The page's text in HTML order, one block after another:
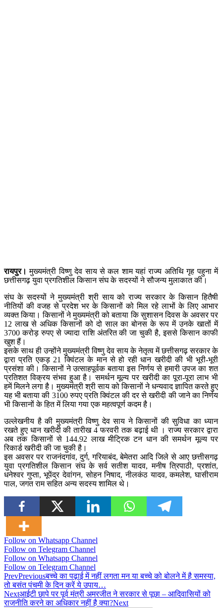
रायपुर। मुख्यमंत्री विष्णु देव साय से कल शाम यहां राज्य अतिथि गृह पहुना में
छत्तीसगढ़ युवा प्रगतिशील किसान संघ के सदस्यों ने सौजन्य मुलाकात की।
संघ के सदस्यों ने मुख्यमंत्री श्री साय को राज्य सरकार के किसान हितैषी
नीतियों की वजह से प्रदेश भर के किसानों को मिल रहे लाभों के लिए आभार
व्यक्त किया। किसानों ने मुख्यमंत्री को बताया कि सुशासन दिवस के अवसर पर
12 लाख से अधिक किसानों को दो साल का बोनस के रूप में उनके खातों में
3700 करोड़ रुपए से ज्यादा राशि अंतरित की जा चुकी है, इससे किसान काफी
खुश हैं।
इसके साथ ही उन्होंने मुख्यमंत्री विष्णु देव साय के नेतृत्व में छत्तीसगढ़ सरकार के
द्वारा प्रति एकड़ 21 क्विंटल के मान से हो रही धान खरीदी की भी भूरी-भूरी
प्रसंशा की। किसानों ने उत्साहपूर्वक बताया इस निर्णय से हमारी उपज का शत
प्रतिशत विक्रय संभव हुआ है। समर्थन मूल्य पर खरीदी का पूरा-पूरा लाभ भी
हमें मिलने लगा है। मुख्यमंत्री श्री साय को किसानों ने धन्यवाद ज्ञापित करते हुए
यह भी बताया की 3100 रुपए प्रति क्विंटल की दर से खरीदी की जाने का निर्णय
भी किसानों के हित में लिया गया एक महत्वपूर्ण कदम है।
उल्लेखनीय है की मुख्यमंत्री विष्णु देव साय ने किसानों की सुविधा का ध्यान
रखते हुए धान खरीदी की तारीख 4 फरवरी तक बढ़ाई थी । राज्य सरकार द्वारा
अब तक किसानों से 144.92 लाख मीट्रिक टन धान की समर्थन मूल्य पर
रिकार्ड खरीदी की जा चुकी है।
इस अवसर पर राजनंदगांव, दुर्ग, गरियाबंद, बेमेतरा आदि जिले से आए छत्तीसगढ़
युवा प्रगतिशील किसान संघ के सर्व सतीश यादव, मनीष त्रिपाठी, प्रशांत,
धनेश्वर गुप्ता, भूपेंद्र देवांगन, सोहन निषाद, नीलकंठ यादव, कमलेश, घासीराम
पाल, जगत राम सहित अन्य सदस्य शामिल थे।
Follow on Whatsapp Channel
Follow on Telegram Channel
Follow on Whatsapp Channel
Follow on Telegram Channel
PrevPreviousबच्चे का पढ़ाई में नहीं लगता मन या बच्चे को बोलने में है समस्या,
तो बसंत पंचमी के दिन करें ये उपाय…
Nextआईटी छापे पर पूर्व मंत्री अमरजीत ने सरकार से पूछा – आदिवासियों को
राजनीति करने का अधिकार नहीं है क्या?Next